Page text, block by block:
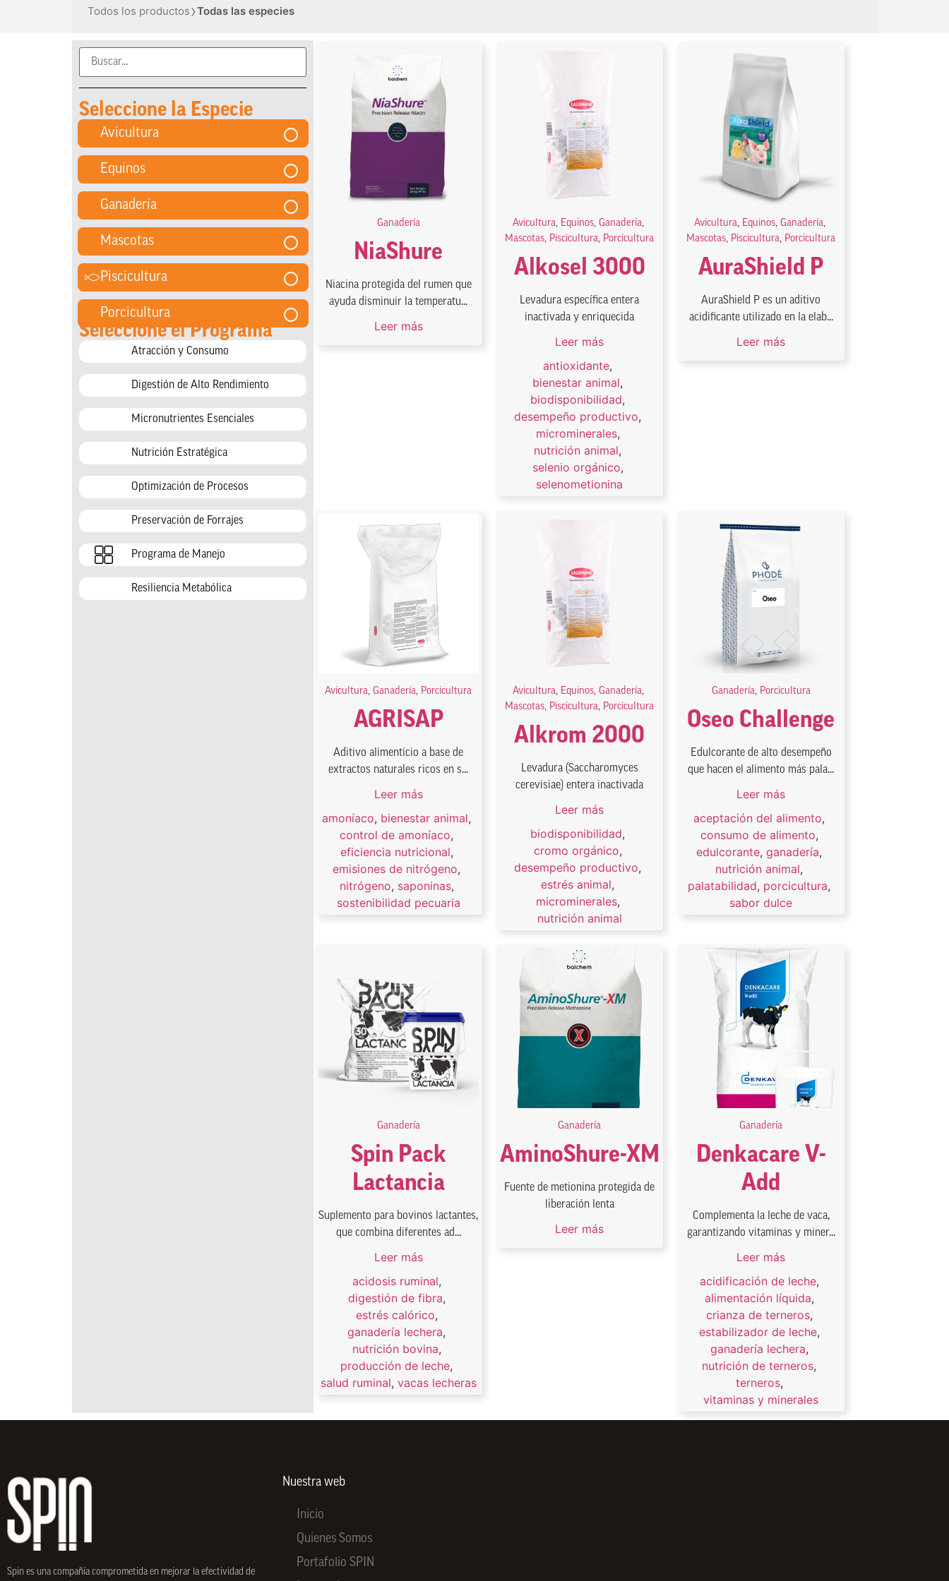
Todos los productos›Todas las especies
Seleccione la Especie
Avicultura
Equinos
Ganadería
Mascotas
Piscicultura
Porcicultura
Seleccione el Programa
Atracción y Consumo
Digestión de Alto Rendimiento
Micronutrientes Esenciales
Nutrición Estratégica
Optimización de Procesos
Preservación de Forrajes
Programa de Manejo
Resiliencia Metabólica
Ganadería
NiaShure
Niacina protegida del rumen que
ayuda disminuir la temperatu...
Leer más
Avicultura, Equinos, Ganadería,
Mascotas, Piscicultura, Porcicultura
Alkosel 3000
Levadura específica entera
inactivada y enriquecida
Leer más
antioxidante,
bienestar animal,
biodisponibilidad,
desempeño productivo,
microminerales,
nutrición animal,
selenio orgánico,
selenometionina
Avicultura, Equinos, Ganadería,
Mascotas, Piscicultura, Porcicultura
AuraShield P
AuraShield P es un aditivo
acidificante utilizado en la elab...
Leer más
Avicultura,Ganadería, Porcicultura
AGRISAP
Aditivo alimenticio a base de
extractos naturales ricos en s...
Leer más
amoníaco, bienestar animal,
control de amoníaco,
eficiencia nutricional,
emisiones de nitrógeno,
nitrógeno, saponinas,
sostenibilidad pecuaria
Avicultura, Equinos, Ganadería,
Mascotas, Piscicultura, Porcicultura
Alkrom 2000
Levadura (Saccharomyces
cerevisiae) entera inactivada
Leer más
biodisponibilidad,
cromo orgánico,
desempeño productivo,
estrés animal,
microminerales,
nutrición animal
Ganadería, Porcicultura
Oseo Challenge
Edulcorante de alto desempeño
que hacen el alimento más pala...
Leer más
aceptación del alimento,
consumo de alimento,
edulcorante,ganadería,
nutrición animal,
palatabilidad, porcicultura,
sabor dulce
Ganadería
Spin Pack
Lactancia
Suplemento para bovinos lactantes,
que combina diferentes ad...
Leer más
acidosis ruminal,
digestión de fibra,
estrés calórico,
ganadería lechera,
nutrición bovina,
producción de leche,
salud ruminal, vacas lecheras
Ganadería
AminoShure-XM
Fuente de metionina protegida de
liberación lenta
Leer más
Ganadería
Denkacare V-
Add
Complementa la leche de vaca,
garantizando vitaminas y miner...
Leer más
acidificación de leche,
alimentación líquida,
crianza de terneros,
estabilizador de leche,
ganadería lechera,
nutrición de terneros,
terneros,
vitaminas y minerales
Spin es una compañía comprometida en mejorar la efectividad de
Nuestra web
Inicio
Quienes Somos
Portafolio SPIN